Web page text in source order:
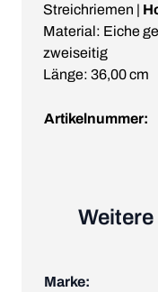
Streichriemen |
Material: Eiche
zweiseitig
Länge: 36,00 cm
Artikelnummer:
Marke: